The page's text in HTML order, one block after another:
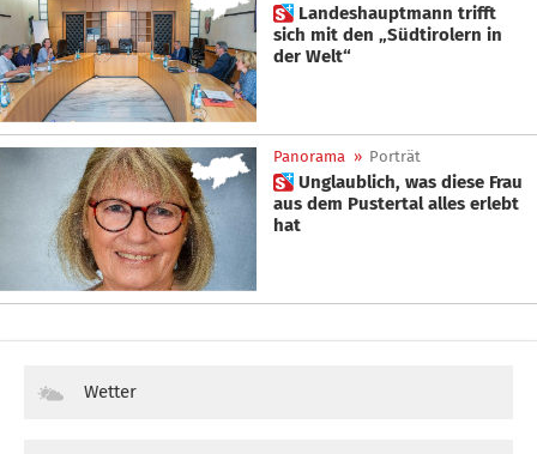
 Landeshauptmann trifft
sich mit den „Südtirolern in
der Welt“
Panorama » Porträt
 Unglaublich, was diese Frau
aus dem Pustertal alles erlebt
hat
Wetter